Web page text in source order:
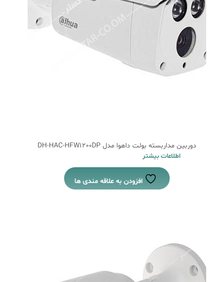
دوربین مداربسته بولت داهوا مدل DH-HAC-HFW1200DP
اطلاعات بیشتر
افزودن به علاقه مندی ها